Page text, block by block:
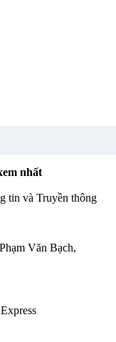
nhất
tin và Truyền thông
Văn Bạch,